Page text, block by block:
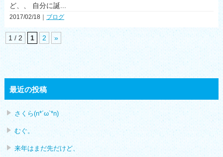
ど、、 自分に誕...
2017/02/18｜ ブログ
1 / 2 1 2 »
最近の投稿
さくら(n*´ω`*n)
むぐ。
来年はまだ先だけど、